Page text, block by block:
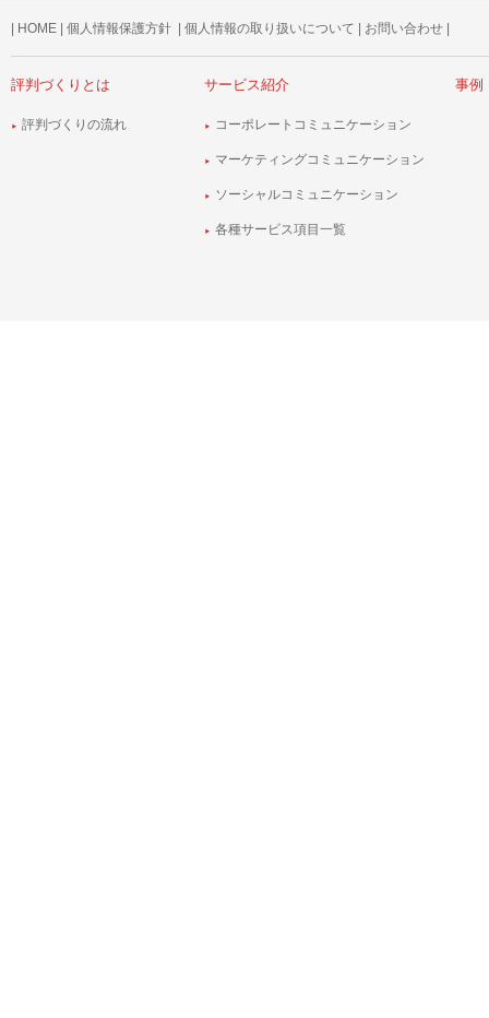
HOME 個人情報保護方針 個人情報の取り扱いについて お問い合わせ
評判づくりとは
評判づくりの流れ
サービス紹介
コーポレートコミュニケーション
マーケティングコミュニケーション
ソーシャルコミュニケーション
各種サービス項目一覧
事例